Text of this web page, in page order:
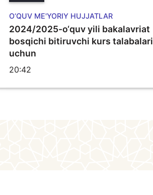
O‘QUV ME'YORIY HUJJATLAR
2024/2025-o‘quv yili bakalavriat
bosqichi bitiruvchi kurs talabalari
uchun
20:42